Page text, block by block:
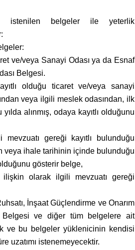
istenilen belgeler ile yeterlik
ve/veya Sanayi Odası ya da Esnaf
Belgesi.
olduğu ticaret ve/veya sanayi
veya ilgili meslek odasından, ilk
alınmış, odaya kayıtlı olduğunu
gereği kayıtlı bulunduğu
veya ihale tarihinin içinde bulunduğu
gösterir belge,
ilişkin olarak ilgili mevzuatı gereği
İnşaat Güçlendirme ve Onarım
Belgesi ve diğer tüm belgelere ait
ve bu belgeler yüklenicinin kendisi
uzatımı istenemeyecektir.